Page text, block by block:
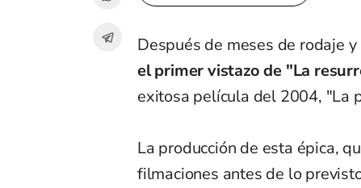
Después de meses de rodaje
el primer vistazo de "La
exitosa película del 2004, "La
La producción de esta épica,
filmaciones antes de lo